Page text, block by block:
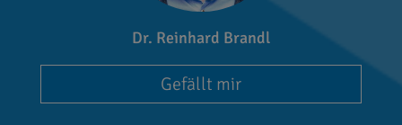
Dr. Reinhard Brandl
Gefällt mir